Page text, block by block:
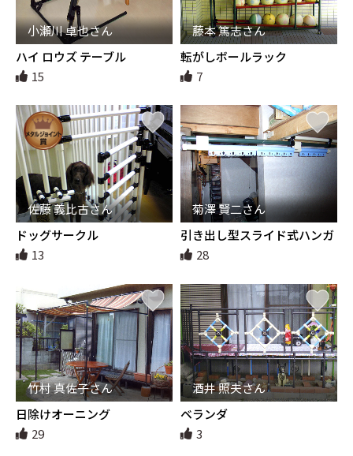
小瀬川 卓也さん
ハイ ロウズ テーブル
15
藤本 篤志さん
転がしボールラック
7
佐藤 義比古さん
ドッグサークル
13
菊澤 賢二さん
引き出し型スライド式ハンガ
ーつり
28
竹村 真佐子さん
日除けオーニング
29
酒井 照夫さん
ベランダ
3